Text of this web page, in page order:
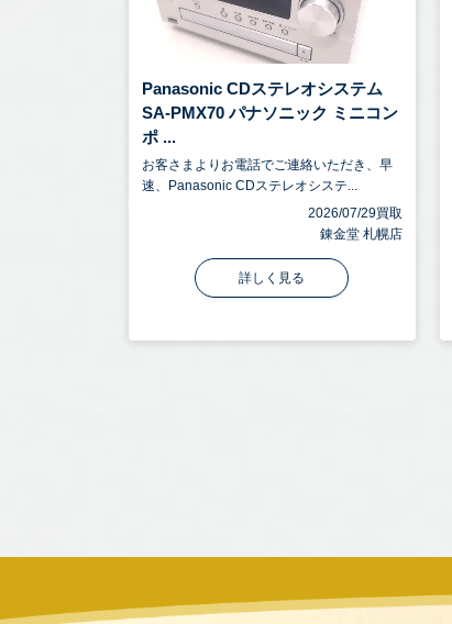
Panasonic CDステレオシステム
SA-PMX70 パナソニック ミニコン
ポ ...
お客さまよりお電話でご連絡いただき、早
速、Panasonic CDステレオシステ...
2026/07/29買取
錬金堂 札幌店
詳しく見る